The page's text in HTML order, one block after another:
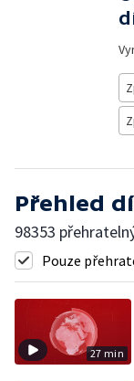
Přehled
98353
Pouze
27 min